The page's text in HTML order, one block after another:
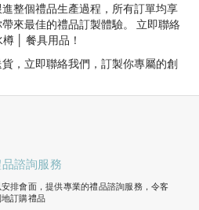
整個禮品生產過程，所有訂單均享
來最佳的禮品訂製體驗。 立即聯絡
│ 餐具用品！
，立即聯絡我們，訂製你專屬的創
諮詢服務
排會面，提供專業的禮品諮詢服務，令客
訂購禮品